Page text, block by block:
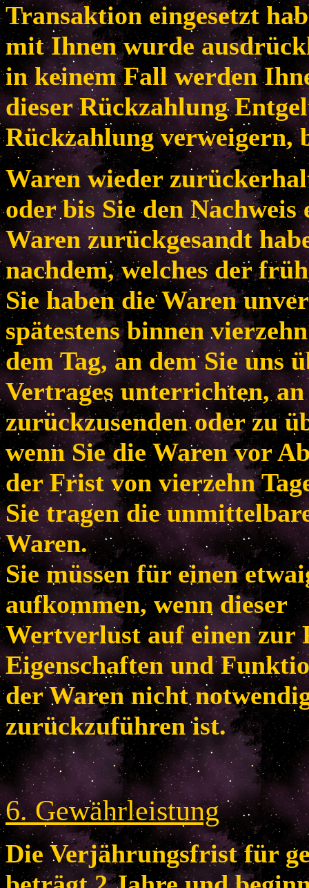
Transaktion eingesetzt
mit Ihnen wurde
in keinem Fall werden
dieser Rückzahlung
Rückzahlung verweigern,
Waren wieder
oder bis Sie den
Waren zurückgesandt
nachdem, welches der
Sie haben die Waren
spätestens binnen
dem Tag, an dem Sie uns
Vertrages unterrichten, an
zurückzusenden oder zu
wenn Sie die Waren vor
der Frist von vierzehn
Sie tragen die
Waren.
Sie müssen für einen
aufkommen, wenn dieser
Wertverlust auf einen zur
Eigenschaften und
der Waren nicht
zurückzuführen ist.
6. Gewährleistung
Die Verjährungsfrist für